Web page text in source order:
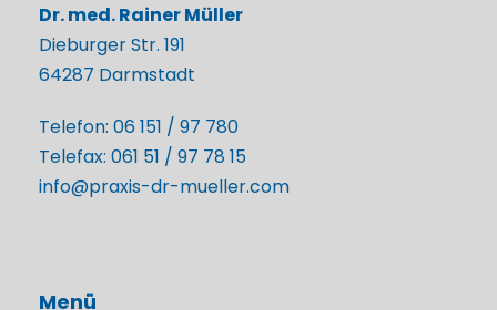
Dr. med. Rainer Müller
Dieburger Str. 191
64287 Darmstadt
Telefon: 06 151 / 97 780
Telefax: 061 51 / 97 78 15
info@praxis-dr-mueller.com
Menü